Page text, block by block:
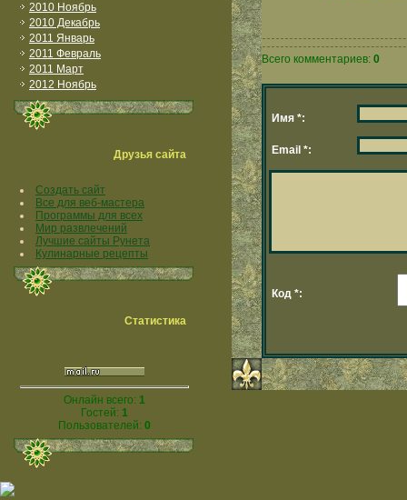
2010 Ноябрь
2010 Декабрь
2011 Январь
2011 Февраль
2011 Март
2012 Ноябрь
Друзья сайта
Создать сайт
Все для веб-мастера
Программы для всех
Мир развлечений
Лучшие сайты Рунета
Кулинарные рецепты
Статистика
Онлайн всего: 1
Гостей: 1
Пользователей: 0
Всего комментариев: 0
Имя *:
Email *:
Код *: